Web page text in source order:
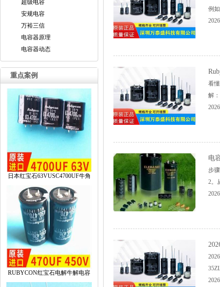
超级电容
安规电容
万裕三信
电容器原理
电容器动态
重点案例
日本红宝石63VUSC4700UF牛角
RUBYCON红宝石电解牛解电容
例
看
解
电
步
2。